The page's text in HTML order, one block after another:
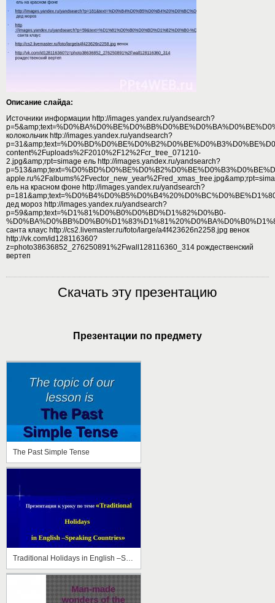
Описание слайда:
Источники информации http://images.yandex.ru/yandsearch?
колокольчик http://images.yandex.ru/yandsearch?
content%2Fuploads%2F2010%2F12%2Fcr_tree_071210-
2.jpg&amp;rpt=simage ель http://images.yandex.ru/yandsearch?
ель на красном фоне http://images.yandex.ru/yandsearch?
дед мороз http://images.yandex.ru/yandsearch?
p=59&amp;text=%D1%81%D0%B0%D0%BD%D1%82%D0%B0-
санта клаус http://cs2.livemaster.ru/foto/large/a4f423626n2258.jpg венок
http://vk.com/id128116360?
z=photo38636852_276250891%2Fwall128116360_314 рождественский
вертеп
Скачать эту презентацию
Презентации по предмету
The Past Simple Tense